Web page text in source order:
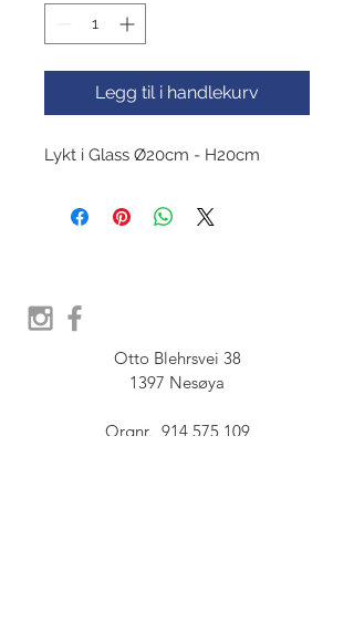
Legg til i handlekurv
Lykt i Glass Ø20cm - H20cm
Otto Blehrsvei 38
1397 Nesøya
Orgnr.  914 575 109